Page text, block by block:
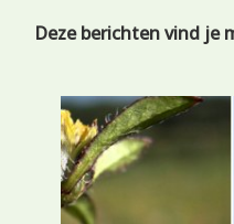
Deze berichten vind je